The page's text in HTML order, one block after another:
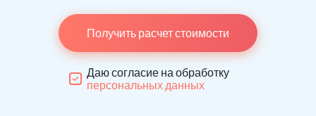
Получить расчет стоимости
Даю согласие на обработку
персональных данных